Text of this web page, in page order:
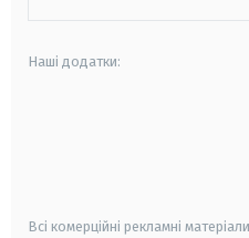
Наші додатки:
Всі комерційні рекламні